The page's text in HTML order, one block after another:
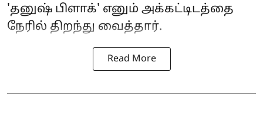
'தனுஷ் பிளாக்' எனும் அக்கட்டிடத்தை
நேரில் திறந்து வைத்தார்.
Read More